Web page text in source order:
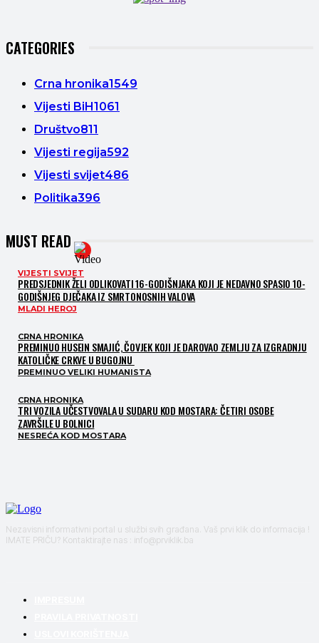
CATEGORIES
Crna hronika1549
Vijesti BiH1061
Društvo811
Vijesti regija592
Vijesti svijet486
Politika396
MUST READ
VIJESTI SVIJET
PREDSJEDNIK ŽELI ODLIKOVATI 16-GODIŠNJAKA KOJI JE NEDAVNO SPASIO 10-
GODIŠNJEG DJEČAKA IZ SMRTONOSNIH VALOVA
MLADI HEROJ
CRNA HRONIKA
PREMINUO HUSEIN SMAJIĆ, ČOVJEK KOJI JE DAROVAO ZEMLJU ZA IZGRADNJU
KATOLIČKE CRKVE U BUGOJNU
PREMINUO VELIKI HUMANISTA
CRNA HRONIKA
TRI VOZILA UČESTVOVALA U SUDARU KOD MOSTARA: ČETIRI OSOBE
ZAVRŠILE U BOLNICI
NESREĆA KOD MOSTARA
Nezavisni informativni portal u službi svih građana. Vaš prvi klik do informacija !
IMATE PRIČU? Kontaktirajte nas : info@prviklik.ba